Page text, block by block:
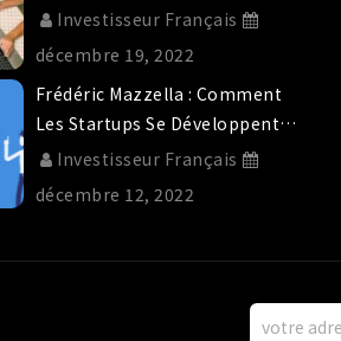
Confiance Aux Start-Ups De
Demain.
Investisseur Français
décembre 19, 2022
Frédéric Mazzella : Comment
Les Startups Se Développent
Grâce Aux Investissements ?
Investisseur Français
décembre 12, 2022